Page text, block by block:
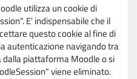
utilizza un cookie di
E' indispensabile che il
questo cookie al fine di
autenticazione navigando tra
dalla piattaforma Moodle o si
viene eliminato.